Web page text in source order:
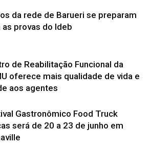
da rede de Barueri se preparam
as provas do Ideb
de Reabilitação Funcional da
oferece mais qualidade de vida e
aos agentes
Gastronômico Food Truck
será de 20 a 23 de junho em